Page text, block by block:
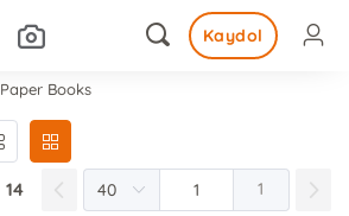
Kaydol
Paper Books
14 1